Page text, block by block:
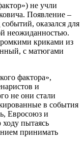
не учли
Появление –
оказался для
неожиданностью.
криками из
с матюгами
фактора»,
и
не они стали
в события
Евросоюз и
пытаясь
принимать